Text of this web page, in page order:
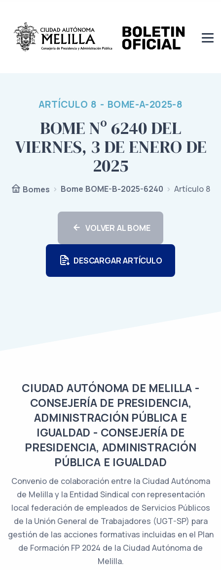
ARTÍCULO 8 - BOME-A-2025-8
BOME Nº 6240 DEL
VIERNES, 3 DE ENERO DE
2025
Bomes Bome BOME-B-2025-6240 Artículo 8
VOLVER AL BOME
DESCARGAR ARTÍCULO
CIUDAD AUTÓNOMA DE MELILLA -
CONSEJERÍA DE PRESIDENCIA,
ADMINISTRACIÓN PÚBLICA E
IGUALDAD - CONSEJERÍA DE
PRESIDENCIA, ADMINISTRACIÓN
PÚBLICA E IGUALDAD
Convenio de colaboración entre la Ciudad Autónoma
de Melilla y la Entidad Sindical con representación
local federación de empleados de Servicios Públicos
de la Unión General de Trabajadores (UGT-SP) para
gestión de las acciones formativas incluidas en el Plan
de Formación FP 2024 de la Ciudad Autónoma de
Melilla.